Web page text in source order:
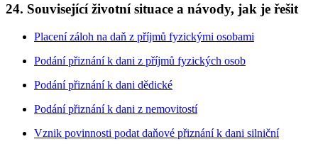
24. Související životní situace a návody, jak je řešit
Placení záloh na daň z příjmů fyzickými osobami
Podání přiznání k dani z příjmů fyzických osob
Podání přiznání k dani dědické
Podání přiznání k dani z nemovitostí
Vznik povinnosti podat daňové přiznání k dani silniční